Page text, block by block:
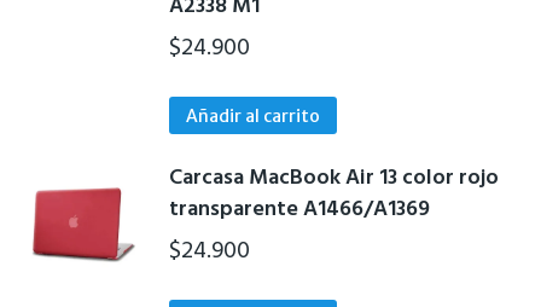
A2338 M1
$24.900
Añadir al carrito
Carcasa MacBook Air 13 color rojo
transparente A1466/A1369
$24.900